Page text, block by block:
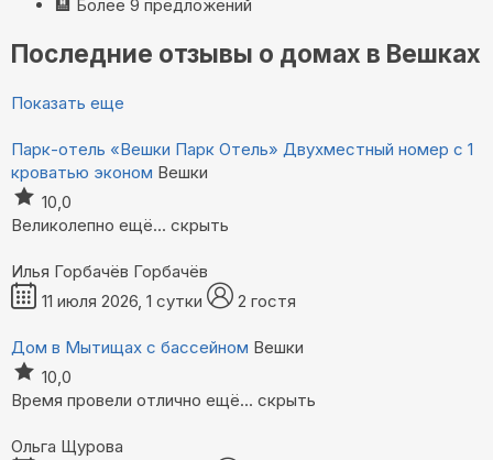
🏨 Более 9 предложений
Последние отзывы о домах в Вешках
Показать еще
Парк-отель «Вешки Парк Отель» Двухместный номер с 1
кроватью эконом Вешки
10,0
Великолепно ещё... скрыть
Илья Горбачёв Горбачёв
11 июля 2026, 1 сутки
2 гостя
Дом в Мытищах с бассейном Вешки
10,0
Время провели отлично ещё... скрыть
Ольга Щурова